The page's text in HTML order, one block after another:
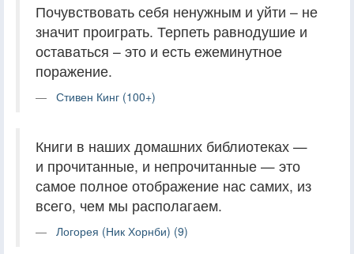
Почувствовать себя ненужным и уйти – не
значит проиграть. Терпеть равнодушие и
оставаться – это и есть ежеминутное
поражение.
Стивен Кинг (100+)
Книги в наших домашних библиотеках —
и прочитанные, и непрочитанные — это
самое полное отображение нас самих, из
всего, чем мы располагаем.
Логорея (Ник Хорнби) (9)